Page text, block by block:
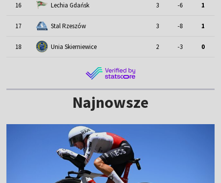
16 Lechia Gdańsk 3 -6 1
17 Stal Rzeszów 3 -8 1
18 Unia Skierniewice 2 -3 0
Najnowsze